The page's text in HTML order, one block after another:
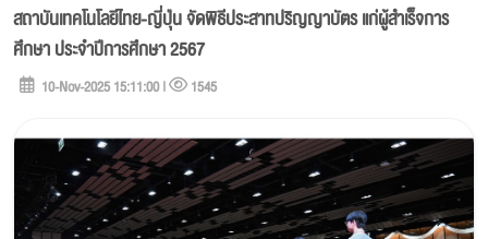
สถาบันเทคโนโลยีไทย-ญี่ปุ่น จัดพิธีประสาทปริญญาบัตร แก่ผู้สำเร็จการ
ศึกษา ประจำปีการศึกษา 2567
10-Nov-2025 15:11:00 | 1545